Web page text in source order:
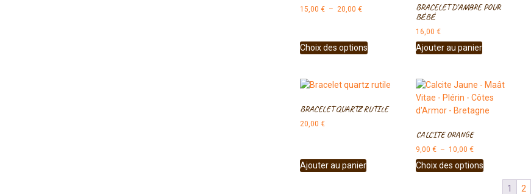
15,00 € – 20,00 €
Choix des options
BRACELET D’AMBRE POUR
BÉBÉ
16,00 €
Ajouter au panier
BRACELET QUARTZ RUTILE
20,00 €
Ajouter au panier
CALCITE ORANGE
9,00 € – 10,00 €
Choix des options
1 2